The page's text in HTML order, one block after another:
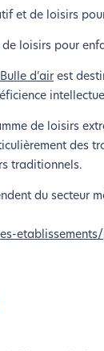
et de loisirs
de loisirs pour
Bulle d’air est
de loisirs
des
traditionnels.
du secteur